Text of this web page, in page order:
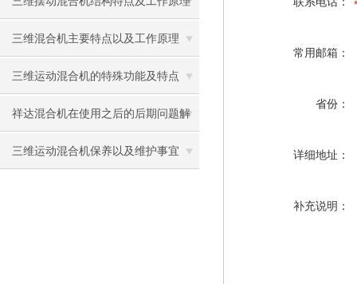
三维混合机主要特点以及工作原理
三维运动混合机的特殊功能及特点
祥达混合机在使用之后的后期问题解
决
三维运动混合机保养以及维护事宜
常用邮箱：
省份：
详细地址：
补充说明：